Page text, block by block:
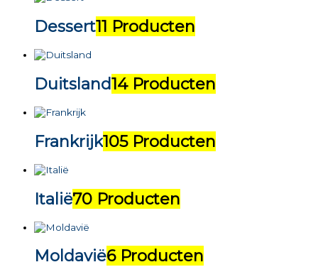
Dessert11 Producten
Duitsland14 Producten
Frankrijk105 Producten
Italië70 Producten
Moldavië6 Producten